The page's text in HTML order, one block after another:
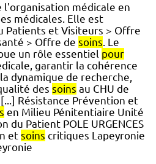
l'organisation médicale en
médicales. Elle est
Patients et Visiteurs > Offre
> Offre de soins. Le
un rôle essentiel pour
garantir la cohérence
dynamique de recherche,
des soins au CHU de
Résistance Prévention et
en Milieu Pénitentiaire Unité
du Patient POLE URGENCES
et soins critiques Lapeyronie